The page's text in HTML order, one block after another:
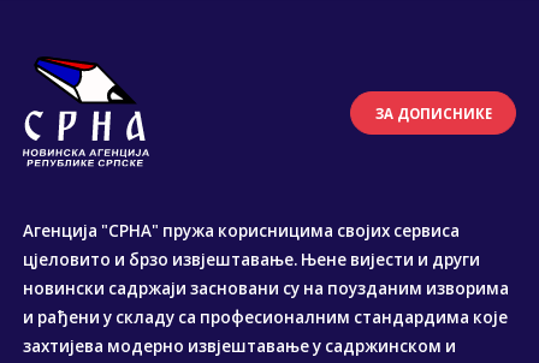
ЗА ДОПИСНИКЕ
Агенција "СРНА" пружа корисницима својих сервиса
цјеловито и брзо извјештавање. Њене вијести и други
новински садржаји засновани су на поузданим изворима
и рађени у складу са професионалним стандардима које
захтијева модерно извјештавање у садржинском и